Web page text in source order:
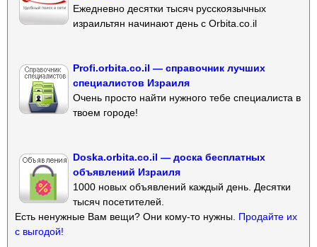
Ежедневно десятки тысяч русскоязычных
израильтян начинают день с Orbita.co.il
Profi.orbita.co.il — справочник лучших
специалистов Израиля
Очень просто найти нужного тебе специалиста в
твоем городе!
Doska.orbita.co.il — доска бесплатных
объявлений Израиля
1000 новых объявлений каждый день. Десятки
тысяч посетителей.
Есть ненужные Вам вещи? Они кому-то нужны. Продайте их
с выгодой!